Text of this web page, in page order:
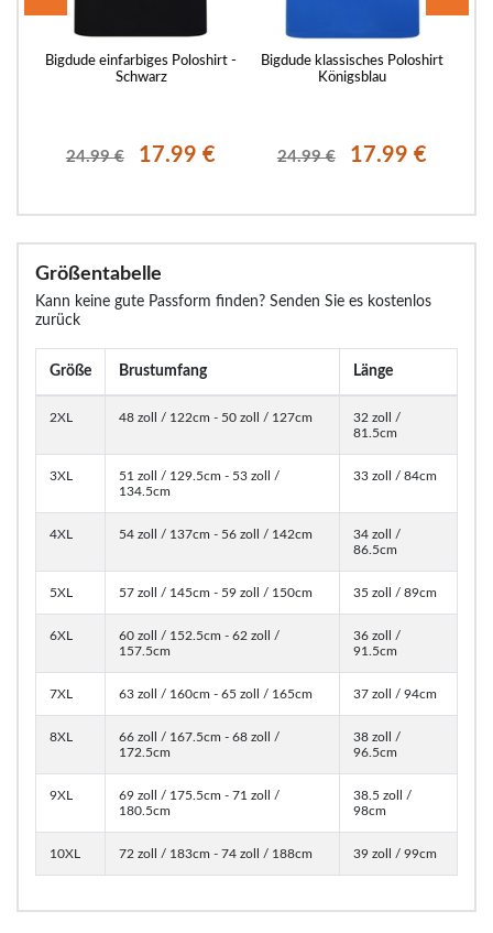
Bigdude einfarbiges Poloshirt -
Schwarz
24.99 € 17.99 €
Bigdude klassisches Poloshirt
Königsblau
24.99 € 17.99 €
Größentabelle
Kann keine gute Passform finden? Senden Sie es kostenlos
zurück
Größe Brustumfang Länge
2XL 48 zoll / 122cm - 50 zoll / 127cm
32 zoll /
81.5cm
3XL
51 zoll / 129.5cm - 53 zoll /
134.5cm
33 zoll / 84cm
4XL 54 zoll / 137cm - 56 zoll / 142cm
34 zoll /
86.5cm
5XL 57 zoll / 145cm - 59 zoll / 150cm 35 zoll / 89cm
6XL
60 zoll / 152.5cm - 62 zoll /
157.5cm
36 zoll /
91.5cm
7XL 63 zoll / 160cm - 65 zoll / 165cm 37 zoll / 94cm
8XL
66 zoll / 167.5cm - 68 zoll /
172.5cm
38 zoll /
96.5cm
9XL
69 zoll / 175.5cm - 71 zoll /
180.5cm
38.5 zoll /
98cm
10XL 72 zoll / 183cm - 74 zoll / 188cm 39 zoll / 99cm